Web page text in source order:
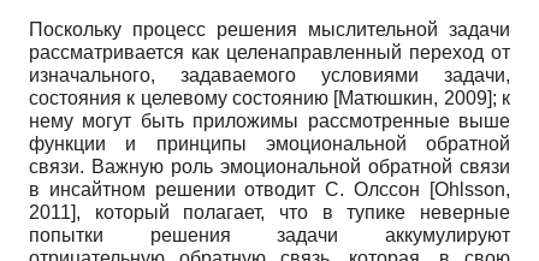
Поскольку процесс решения мыслительной задачи
рассматривается как целенаправленный переход от
изначального, задаваемого условиями задачи,
состояния к целевому состоянию [Матюшкин, 2009]; к
нему могут быть приложимы рассмотренные выше
функции и принципы эмоциональной обратной
связи. Важную роль эмоциональной обратной связи
в инсайтном решении отводит С. Олссон
[Ohlsson,
2011], который полагает, что в тупике неверные
попытки решения задачи аккумулируют